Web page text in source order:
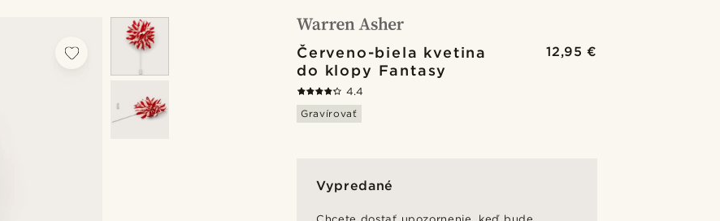
Červeno-biela kvetina
do klopy Fantasy
12,95 €
4.4
Gravírovať
Vypredané